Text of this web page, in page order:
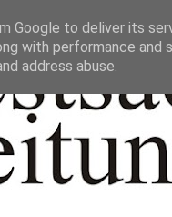
Google to deliver its
with performance
address abuse.